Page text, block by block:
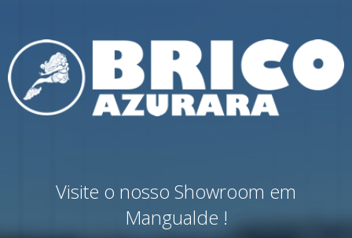
Visite o nosso Showroom em
Mangualde !